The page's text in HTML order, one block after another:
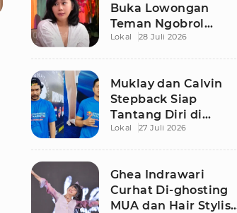
Buka Lowongan
Teman Ngobrol
Bergaji Rp15 Juta, Ini
Lokal 28 Juli 2026
Muklay dan Calvin
Stepback Siap
Tantang Diri di
Kratingdaeng Red
Lokal 27 Juli 2026
Ghea Indrawari
Curhat Di-ghosting
MUA dan Hair Stylist